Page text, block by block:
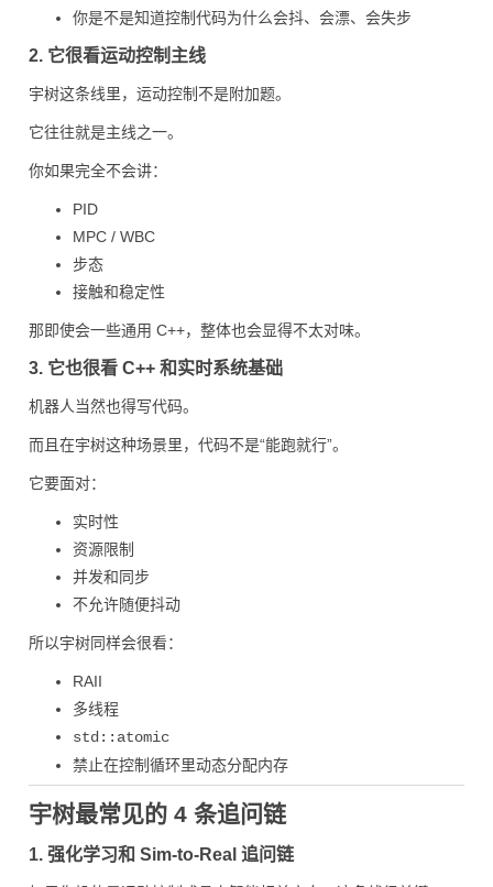
你是不是知道控制代码为什么会抖、会漂、会失步
2. 它很看运动控制主线
宇树这条线里，运动控制不是附加题。
它往往就是主线之一。
你如果完全不会讲：
PID
MPC / WBC
步态
接触和稳定性
那即使会一些通用 C++，整体也会显得不太对味。
3. 它也很看 C++ 和实时系统基础
机器人当然也得写代码。
而且在宇树这种场景里，代码不是“能跑就行”。
它要面对：
实时性
资源限制
并发和同步
不允许随便抖动
所以宇树同样会很看：
RAII
多线程
std::atomic
禁止在控制循环里动态分配内存
宇树最常见的 4 条追问链
1. 强化学习和 Sim-to-Real 追问链